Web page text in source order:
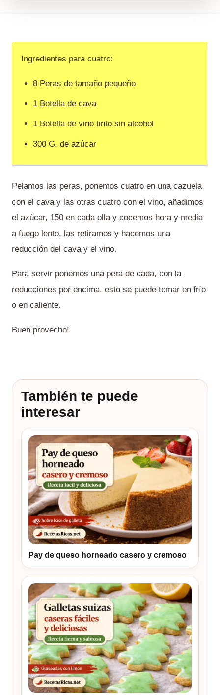
Ingredientes para cuatro:
8 Peras de tamaño pequeño
1 Botella de cava
1 Botella de vino tinto sin alcohol
300 G. de azúcar
Pelamos las peras, ponemos cuatro en una cazuela
con el cava y las otras cuatro con el vino, añadimos
el azúcar, 150 en cada olla y cocemos hora y media
a fuego lento, las retiramos y hacemos una
reducción del cava y el vino.
Para servir ponemos una pera de cada, con la
reducciones por encima, esto se puede tomar en frío
o en caliente.
Buen provecho!
También te puede
interesar
Pay de queso horneado casero y cremoso